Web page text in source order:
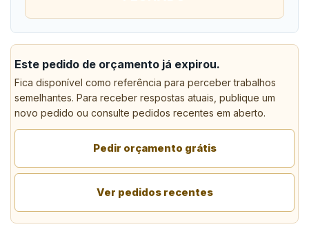
Este pedido de orçamento já expirou.
Fica disponível como referência para perceber trabalhos
semelhantes. Para receber respostas atuais, publique um
novo pedido ou consulte pedidos recentes em aberto.
Pedir orçamento grátis
Ver pedidos recentes